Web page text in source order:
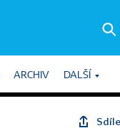
ARCHIV DALŠÍ